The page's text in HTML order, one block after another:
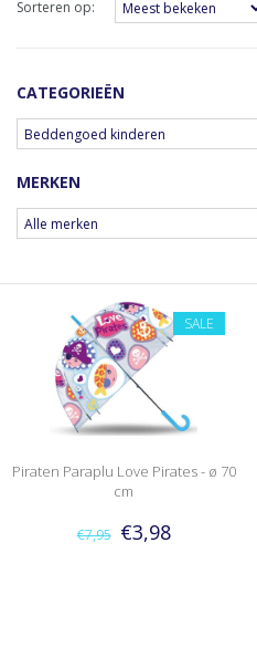
Sorteren op:
CATEGORIEËN
MERKEN
SALE
Piraten Paraplu Love Pirates - ø 70
cm
€7,95 €3,98